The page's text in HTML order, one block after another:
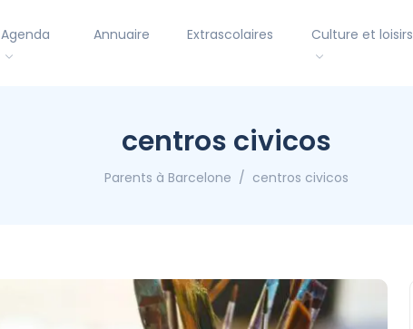
Agenda Annuaire Extrascolaires Culture et loisirs
centros civicos
Parents à Barcelone centros civicos